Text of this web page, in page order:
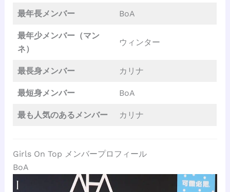
最年長メンバー BoA
最年少メンバー（マン
ネ）
ウィンター
最長身メンバー カリナ
最短身メンバー BoA
最も人気のあるメンバー カリナ
Girls On Top メンバープロフィール
BoA